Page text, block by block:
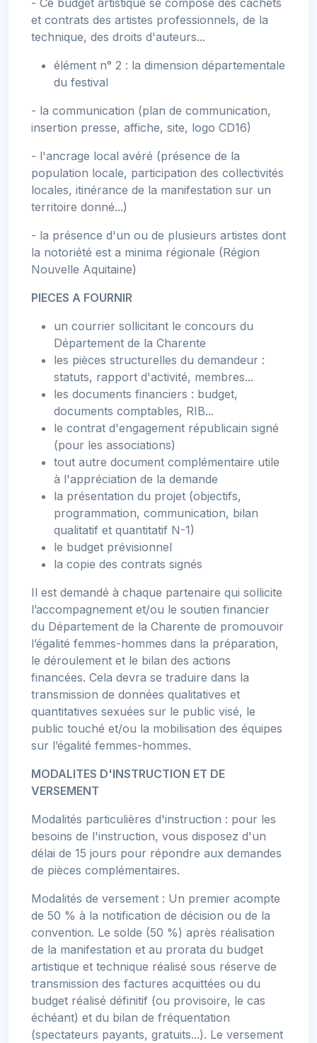
- Ce budget artistique se compose des cachets
et contrats des artistes professionnels, de la
technique, des droits d'auteurs...
élément n° 2 : la dimension départementale
du festival
- la communication (plan de communication,
insertion presse, affiche, site, logo CD16)
- l'ancrage local avéré (présence de la
population locale, participation des collectivités
locales, itinérance de la manifestation sur un
territoire donné...)
- la présence d'un ou de plusieurs artistes dont
la notoriété est a minima régionale (Région
Nouvelle Aquitaine)
PIECES A FOURNIR
un courrier sollicitant le concours du
Département de la Charente
les pièces structurelles du demandeur :
statuts, rapport d'activité, membres...
les documents financiers : budget,
documents comptables, RIB...
le contrat d'engagement républicain signé
(pour les associations)
tout autre document complémentaire utile
à l'appréciation de la demande
la présentation du projet (objectifs,
programmation, communication, bilan
qualitatif et quantitatif N-1)
le budget prévisionnel
la copie des contrats signés
Il est demandé à chaque partenaire qui sollicite
l’accompagnement et/ou le soutien financier
du Département de la Charente de promouvoir
l’égalité femmes-hommes dans la préparation,
le déroulement et le bilan des actions
financées. Cela devra se traduire dans la
transmission de données qualitatives et
quantitatives sexuées sur le public visé, le
public touché et/ou la mobilisation des équipes
sur l’égalité femmes-hommes.
MODALITES D'INSTRUCTION ET DE
VERSEMENT
Modalités particulières d'instruction : pour les
besoins de l'instruction, vous disposez d'un
délai de 15 jours pour répondre aux demandes
de pièces complémentaires.
Modalités de versement : Un premier acompte
de 50 % à la notification de décision ou de la
convention. Le solde (50 %) après réalisation
de la manifestation et au prorata du budget
artistique et technique réalisé sous réserve de
transmission des factures acquittées ou du
budget réalisé définitif (ou provisoire, le cas
échéant) et du bilan de fréquentation
(spectateurs payants, gratuits...). Le versement